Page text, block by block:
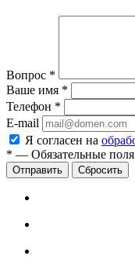
Вопрос *
Ваше имя *
Телефон *
E-mail
Я согласен на
* — Обязательные поля
Сбросить